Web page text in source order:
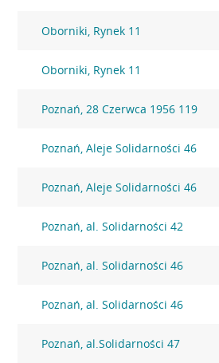
Oborniki, Rynek 11
Oborniki, Rynek 11
Poznań, 28 Czerwca 1956 119
Poznań, Aleje Solidarności 46
Poznań, Aleje Solidarności 46
Poznań, al. Solidarności 42
Poznań, al. Solidarności 46
Poznań, al. Solidarności 46
Poznań, al.Solidarności 47